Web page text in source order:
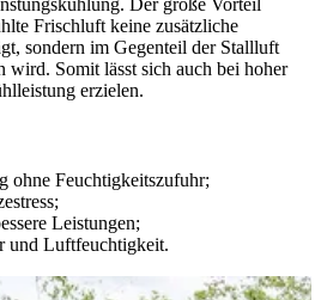
Der große Vorteil
Frischluft keine zusätzliche
sondern im Gegenteil der Stallluft
wird. Somit lässt sich auch bei hoher
erzielen.
ohne Feuchtigkeitszufuhr;
Leistungen;
und Luftfeuchtigkeit.